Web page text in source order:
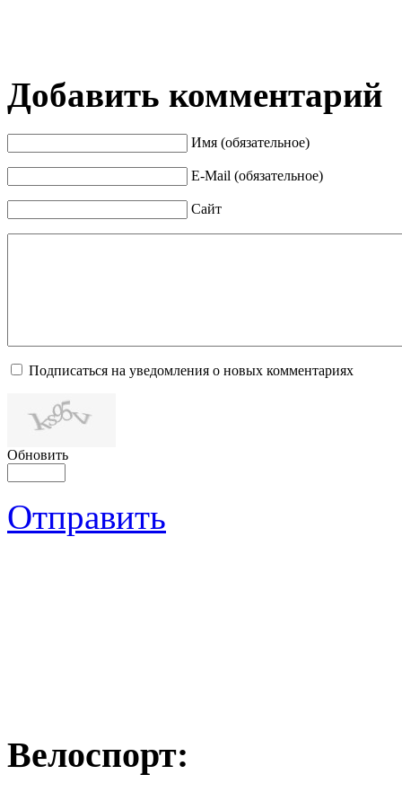
Добавить комментарий
Имя (обязательное)
E-Mail (обязательное)
Сайт
Подписаться на уведомления о новых комментариях
Обновить
Отправить
Велоспорт: